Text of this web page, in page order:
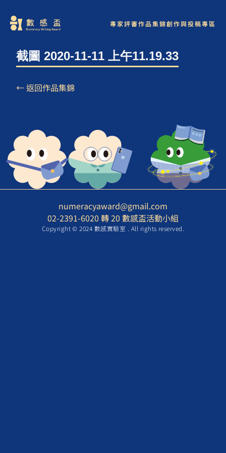
專家評審作品集錦創作與投稿專區
截圖 2020-11-11 上午11.19.33
← 返回作品集錦
numeracyaward@gmail.com
02-2391-6020 轉 20 數感盃活動小組
Copyright © 2024 數感實驗室 . All rights reserved.